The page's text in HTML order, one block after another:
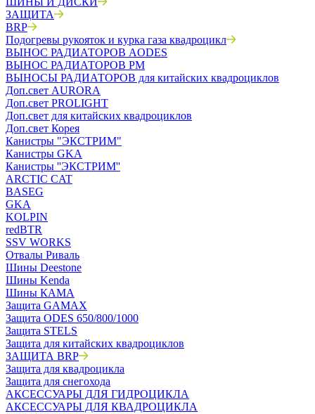
ЗАЩИТА
BRP
Подогревы рукояток и курка газа квадроцикл
ВЫНОС РАДИАТОРОВ AODES
ВЫНОС РАДИАТОРОВ РМ
ВЫНОСЫ РАДИАТОРОВ для китайских квадроциклов
Доп.свет AURORA
Доп.свет PROLIGHT
Доп.свет для китайских квадроциклов
Доп.свет Корея
Канистры "ЭКСТРИМ"
Канистры GKA
Канистры ''ЭКСТРИМ''
ARCTIC CAT
BASEG
GKA
KOLPIN
redBTR
SSV WORKS
Отвалы Риваль
Шины Deestone
Шины Kenda
Шины КАМА
Защита GAMAX
Защита ODES 650/800/1000
Защита STELS
Защита для китайских квадроциклов
ЗАЩИТА BRP
Защита для квадроцикла
Защита для снегохода
АКСЕССУАРЫ ДЛЯ ГИДРОЦИКЛА
АКСЕССУАРЫ ДЛЯ КВАДРОЦИКЛА